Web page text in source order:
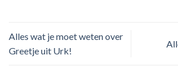
Alles wat je moet weten over
Greetje uit Urk!